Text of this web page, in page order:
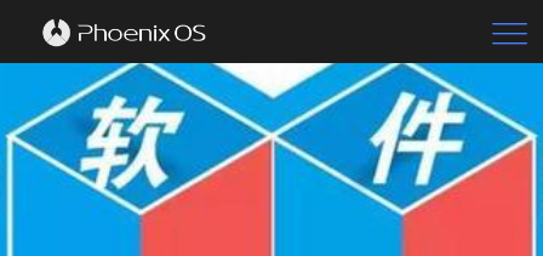

首页
标准版
教育版